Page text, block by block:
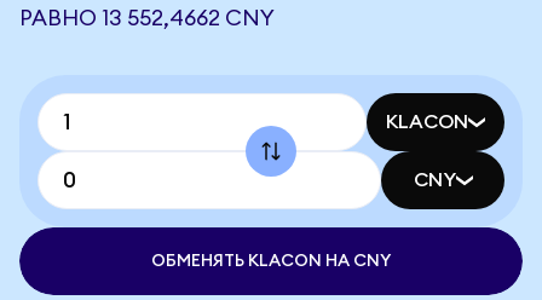
РАВНО 13 552,4662 CNY
KLACON
CNY
ОБМЕНЯТЬ KLACON НА CNY